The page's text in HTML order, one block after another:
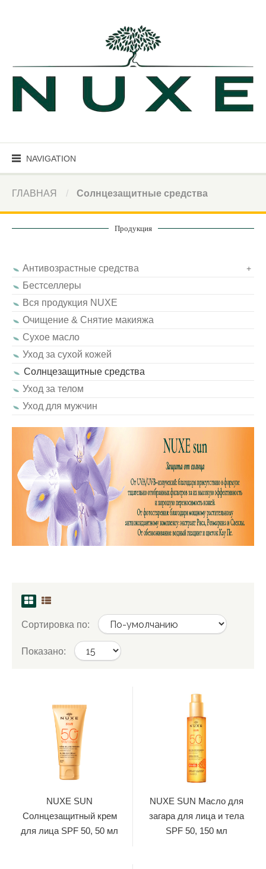
NAVIGATION
ГЛАВНАЯ Солнцезащитные средства
Продукция
Антивозрастные средства +
Бестселлеры
Вся продукция NUXE
Очищение & Снятие макияжа
Сухое масло
Уход за сухой кожей
Солнцезащитные средства
Уход за телом
Уход для мужчин
Сортировка по:
Показано:
NUXE SUN
Солнцезащитный крем
для лица SPF 50, 50 мл
NUXE SUN Масло для
загара для лица и тела
SPF 50, 150 мл